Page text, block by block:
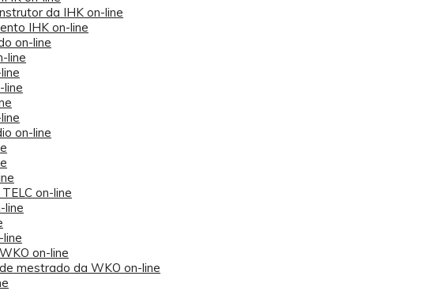
da IHK on-line
IHK on-line
on-line
line
line
on-line
on-line
line
on-line
mestrado da WKO on-line